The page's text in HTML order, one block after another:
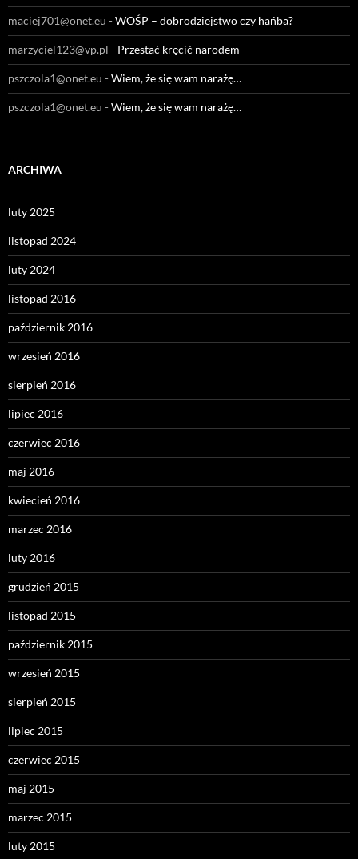
maciej701@onet.eu -WOŚP – dobrodziejstwo czy hańba?
marzyciel123@vp.pl - Przestać kręcić narodem
pszczola1@onet.eu -Wiem, że się wam narażę…
pszczola1@onet.eu -Wiem, że się wam narażę…
ARCHIWA
luty 2025
listopad 2024
luty 2024
listopad 2016
październik 2016
wrzesień 2016
sierpień 2016
lipiec 2016
czerwiec 2016
maj 2016
kwiecień 2016
marzec 2016
luty 2016
grudzień 2015
listopad 2015
październik 2015
wrzesień 2015
sierpień 2015
lipiec 2015
czerwiec 2015
maj 2015
marzec 2015
luty 2015